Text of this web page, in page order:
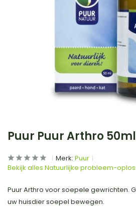
Puur Puur Arthro
Merk: Puur
Bekijk alles Natuurlijke probleem-
Puur Arthro voor soepele gewrichten.
uw huisdier soepel bewegen.